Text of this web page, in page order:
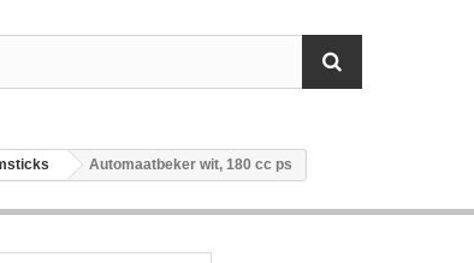
Automaatbeker wit, 180 cc ps